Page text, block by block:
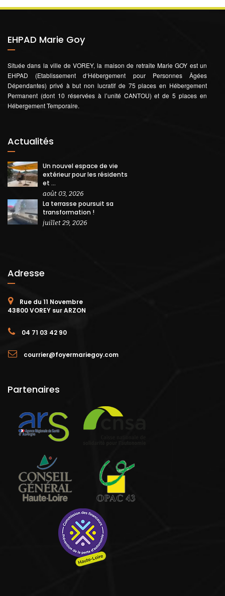
EHPAD Marie Goy
Située dans la ville de VOREY, la maison de retraite Marie GOY est un
EHPAD (Etablissement d‘Hébergement pour Personnes Âgées
Dépendantes) privé à but non lucratif de 75 places en Hébergement
Permanent (dont 10 réservées à l’unité CANTOU) et de 5 places en
Hébergement Temporaire.
Actualités
Un nouvel espace de vie
extérieur pour les résidents
et ...
août 03, 2026
La terrasse poursuit sa
transformation !
juillet 29, 2026
Adresse
Rue du 11 Novembre
43800 VOREY sur ARZON
04 71 03 42 90
courrier@foyermariegoy.com
Partenaires